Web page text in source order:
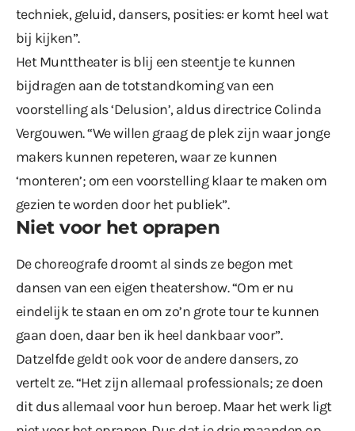
techniek, geluid, dansers, posities: er komt heel wat
bij kijken”.
Het Munttheater is blij een steentje te kunnen
bijdragen aan de totstandkoming van een
voorstelling als ‘Delusion’, aldus directrice Colinda
Vergouwen. “We willen graag de plek zijn waar jonge
makers kunnen repeteren, waar ze kunnen
‘monteren’; om een voorstelling klaar te maken om
gezien te worden door het publiek”.
Niet voor het oprapen
De choreografe droomt al sinds ze begon met
dansen van een eigen theatershow. “Om er nu
eindelijk te staan en om zo’n grote tour te kunnen
gaan doen, daar ben ik heel dankbaar voor”.
Datzelfde geldt ook voor de andere dansers, zo
vertelt ze. “Het zijn allemaal professionals; ze doen
dit dus allemaal voor hun beroep. Maar het werk ligt